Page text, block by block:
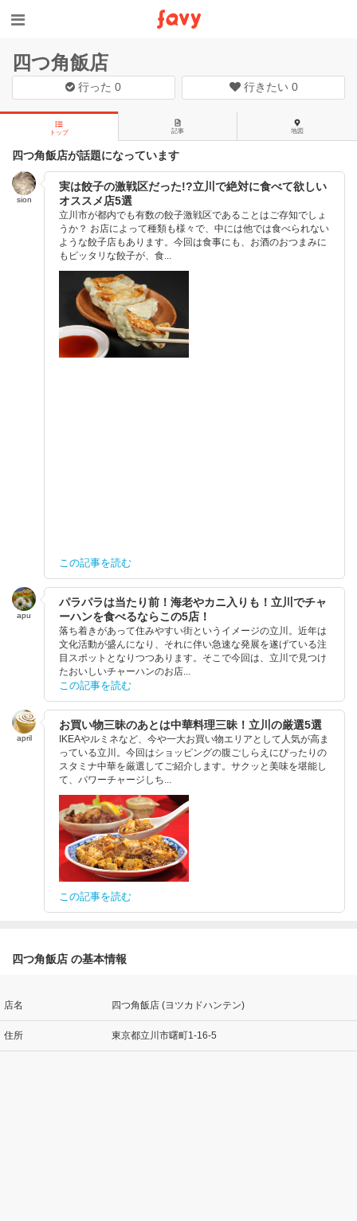
四つ角飯店
行った0 行きたい 0
トップ 記事 地図
四つ角飯店が話題になっています
sion
実は餃子の激戦区だった!?立川で絶対に食べて欲しい
オススメ店5選
立川市が都内でも有数の餃子激戦区であることはご存知でしょ
うか？ お店によって種類も様々で、中には他では食べられない
ような餃子店もあります。今回は食事にも、お酒のおつまみに
もピッタリな餃子が、食...
この記事を読む
apu
パラパラは当たり前！海老やカニ入りも！立川でチャ
ーハンを食べるならこの5店！
落ち着きがあって住みやすい街というイメージの立川。近年は
文化活動が盛んになり、それに伴い急速な発展を遂げている注
目スポットとなりつつあります。そこで今回は、立川で見つけ
たおいしいチャーハンのお店...
この記事を読む
april
お買い物三昧のあとは中華料理三昧！立川の厳選5選
IKEAやルミネなど、今や一大お買い物エリアとして人気が高ま
っている立川。今回はショッピングの腹ごしらえにぴったりの
スタミナ中華を厳選してご紹介します。サクッと美味を堪能し
て、パワーチャージしち...
この記事を読む
四つ角飯店 の基本情報
店名 四つ角飯店 (ヨツカドハンテン)
住所 東京都立川市曙町1-16-5